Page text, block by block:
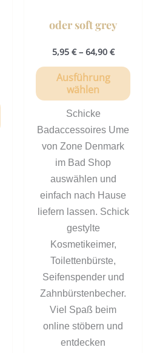
oder soft grey
5,95 €– 64,90 €
Ausführung
wählen
Schicke
Badaccessoires Ume
von Zone Denmark
im Bad Shop
auswählen und
einfach nach Hause
liefern lassen. Schick
gestylte
Kosmetikeimer,
Toilettenbürste,
Seifenspender und
Zahnbürstenbecher.
Viel Spaß beim
online stöbern und
entdecken